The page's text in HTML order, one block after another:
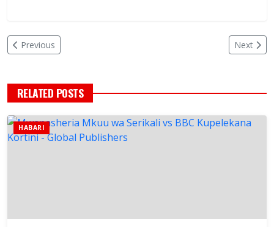
Previous Next
RELATED POSTS
HABARI